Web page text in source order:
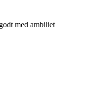
med ambiliet